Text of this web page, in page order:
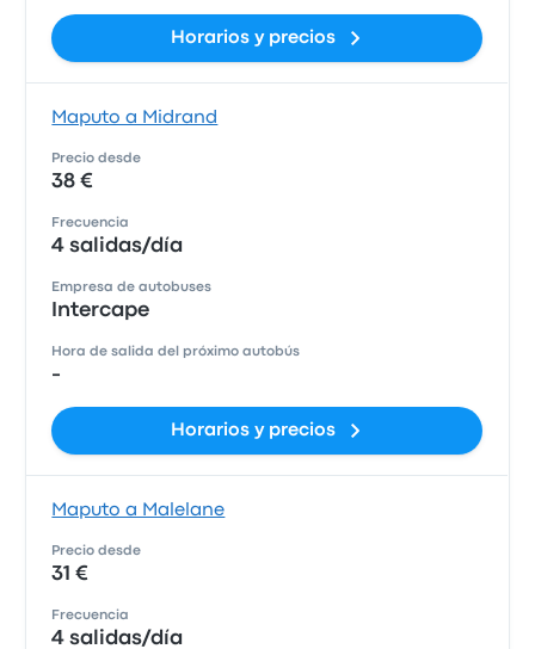
Horarios y precios
Maputo a Midrand
Precio desde
38 €
Frecuencia
4 salidas/día
Empresa de autobuses
Intercape
Hora de salida del próximo autobús
-
Horarios y precios
Maputo a Malelane
Precio desde
31 €
Frecuencia
4 salidas/día